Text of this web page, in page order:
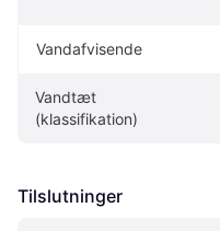
Vandafvisende
Vandtæt
(klassifikation)
Tilslutninger